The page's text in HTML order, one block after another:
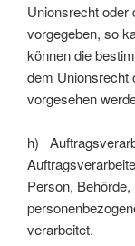
Unionsrecht oder
vorgegeben, so
können die
dem Unionsrecht
vorgesehen
h)
Person,
verarbeitet.